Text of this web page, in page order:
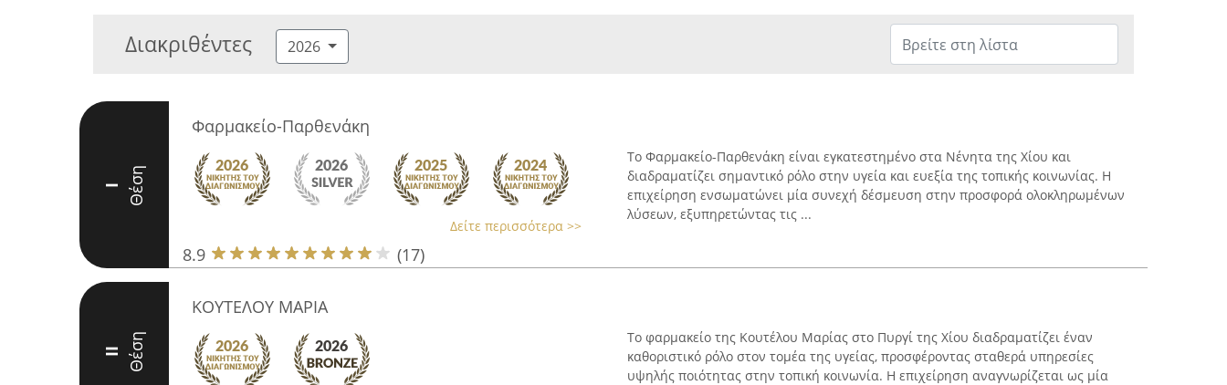
Διακριθέντες 2026
I Θέση
Φαρμακείο-Παρθενάκη
Δείτε περισσότερα >>
8.9 (17)
Το Φαρμακείο-Παρθενάκη είναι εγκατεστημένο στα Νένητα της Χίου και
διαδραματίζει σημαντικό ρόλο στην υγεία και ευεξία της τοπικής κοινωνίας. Η
επιχείρηση ενσωματώνει μία συνεχή δέσμευση στην προσφορά ολοκληρωμένων
λύσεων, εξυπηρετώντας τις ...
II Θέση
ΚΟΥΤΕΛΟΥ ΜΑΡΙΑ
Το φαρμακείο της Κουτέλου Μαρίας στο Πυργί της Χίου διαδραματίζει έναν
καθοριστικό ρόλο στον τομέα της υγείας, προσφέροντας σταθερά υπηρεσίες
υψηλής ποιότητας στην τοπική κοινωνία. Η επιχείρηση αναγνωρίζεται ως μία